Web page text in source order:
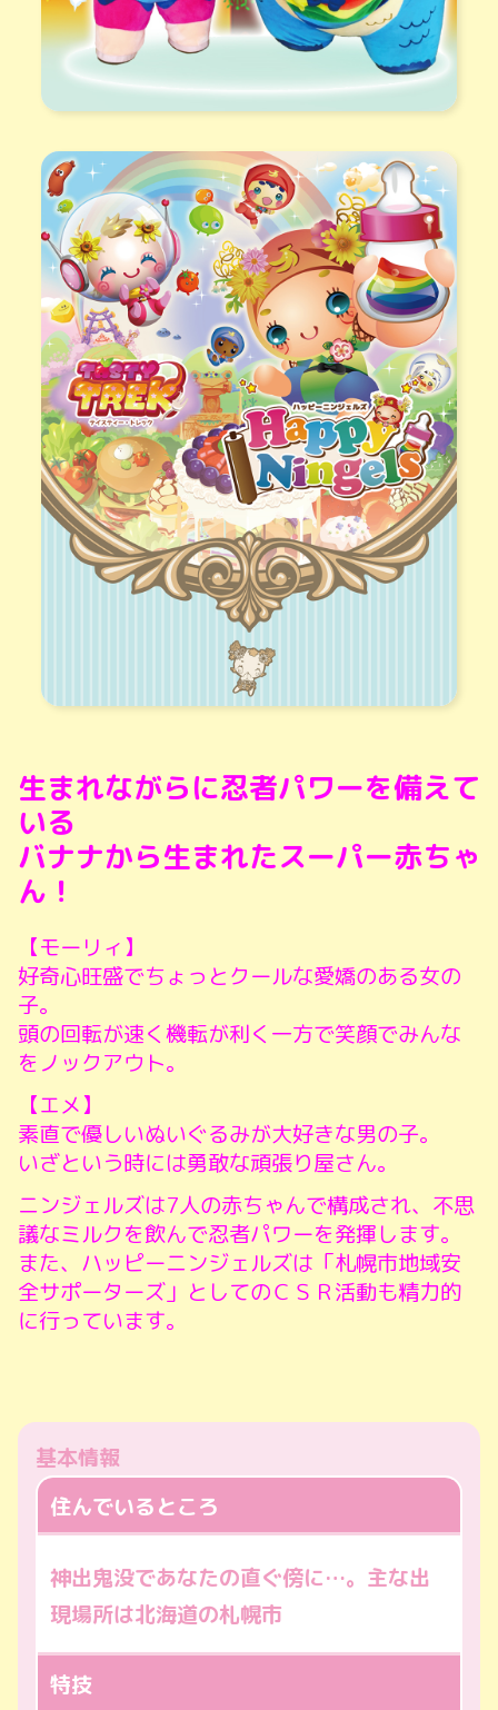
生まれながらに忍者パワーを備えて
いる
バナナから生まれたスーパー赤ちゃ
ん！
【モーリィ】
好奇心旺盛でちょっとクールな愛嬌のある女の
子。
頭の回転が速く機転が利く一方で笑顔でみんな
をノックアウト。
【エメ】
素直で優しいぬいぐるみが大好きな男の子。
いざという時には勇敢な頑張り屋さん。
ニンジェルズは7人の赤ちゃんで構成され、 不思
議なミルクを飲んで忍者パワーを発揮します。
また、ハッピーニンジェルズは「札幌市地域安
全サポーターズ」としてのＣＳＲ活動も精力的
に行っています。
基本情報
住んでいるところ
神出鬼没であなたの直ぐ傍に…。主な出
現場所は北海道の札幌市
特技